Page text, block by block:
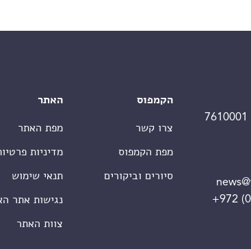
+972
הקמפוס
צרו קשר
מפת הקמפוס
סיורים וביקורים
האתר
מפת האתר
מדיניות
תנאי שימוש
נגישות אתר
צוות האתר